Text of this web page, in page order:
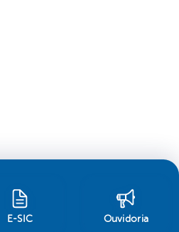
E-SIC Ouvidoria